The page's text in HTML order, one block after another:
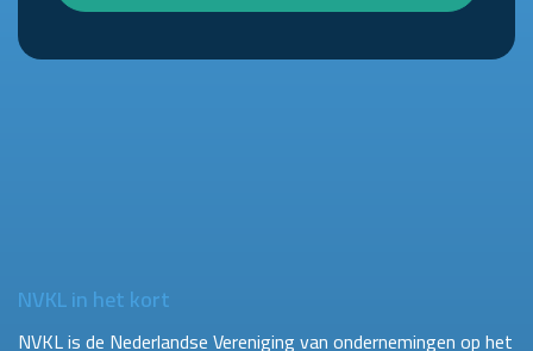
NVKL in het kort
NVKL is de Nederlandse Vereniging van ondernemingen op het